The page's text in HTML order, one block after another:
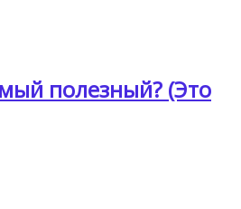
полезный? (Это